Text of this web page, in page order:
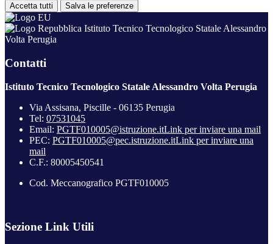
Accetta tutti Salva le preferenze
Istituto Tecnico Tecnologico Statale Alessandro
Volta Perugia
Contatti
Istituto Tecnico Tecnologico Statale Alessandro Volta Perugia
Via Assisana, Piscille - 06135 Perugia
Tel: 07531045
Email: PGTF010005@istruzione.itLink per inviare una mail
PEC: PGTF010005@pec.istruzione.itLink per inviare una
mail
C.F.: 80005450541
Cod. Meccanografico PGTF010005
Sezione Link Utili